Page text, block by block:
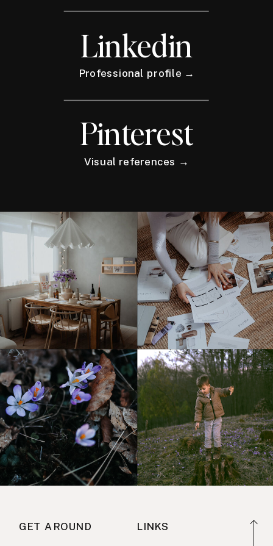
Linkedin
Professional profile →
Pinterest
Visual references →
GET AROUND LINKS